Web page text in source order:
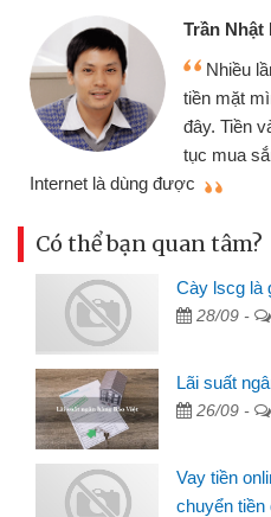
Trần Nhật
Nhiều
tiền mặt
đây. Tiền
tục mua
Internet là dùng được
Có thể bạn quan tâm?
Cày lscg là
28/09 -
Lãi suất
26/09 -
Vay tiền
chuyển tiền